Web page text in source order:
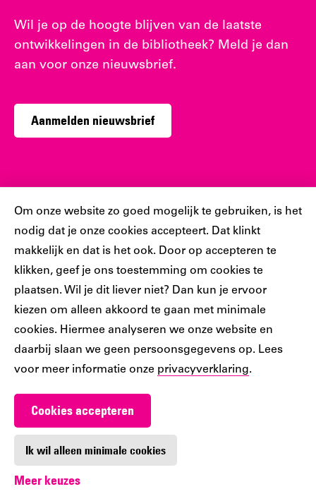
Cookiebar
Om onze website zo goed mogelijk te gebruiken, is het
nodig dat je onze cookies accepteert. Dat klinkt
makkelijk en dat is het ook. Door op accepteren te
klikken, geef je ons toestemming om cookies te
plaatsen. Wil je dit liever niet? Dan kun je ervoor
kiezen om alleen akkoord te gaan met minimale
cookies. Hiermee analyseren we onze website en
daarbij slaan we geen persoonsgegevens op. Lees
voor meer informatie onze privacyverklaring.
Cookies accepteren
Ik wil alleen minimale cookies
Meer keuzes
Wil je op de hoogte blijven van de laatste
ontwikkelingen in de bibliotheek? Meld je dan
aan voor onze nieuwsbrief.
Aanmelden nieuwsbrief
Sociaal
Volg jij ons al?
Ons
account
Ons
account
Ons
Instagram
account
Ons
account
Ons
account
Werken bij De Nieuwe Bibliotheek
Digitoegankelijkheid